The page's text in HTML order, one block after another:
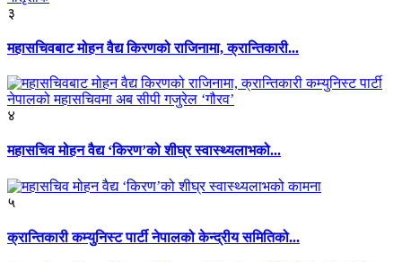
३
महासचिवबाट मोहन वैद्य किरणको राजिनामा, क्रान्तिकारी...
४
महासचिव मोहन वैद्य ‘किरण’को शीघ्र स्वास्थ्यलाभको...
५
क्रान्तिकारी कम्युनिस्ट पार्टी नेपालको केन्द्रीय समितिको...